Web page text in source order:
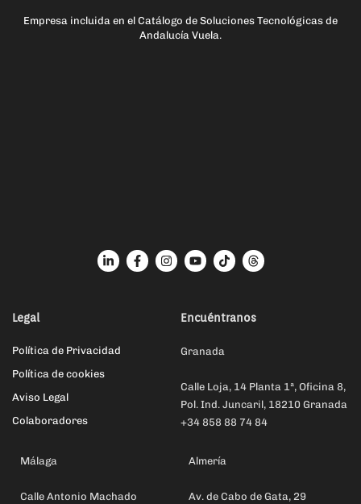
Empresa incluida en el Catálogo de Soluciones Tecnológicas de
Andalucía Vuela.
Legal
Política de Privacidad
Política de cookies
Aviso Legal
Colaboradores
Encuéntranos
Granada
Calle Loja, 14 Planta 1ª, Oficina 8,
Pol. Ind. Juncaril, 18210 Granada
+34 858 88 74 84
Málaga
Calle Antonio Machado
Almería
Av. de Cabo de Gata, 29